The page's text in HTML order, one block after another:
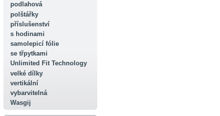
podlahová
polštářky
příslušenství
s hodinami
samolepicí fólie
se třpytkami
Unlimited Fit Technology
velké dílky
vertikální
vybarvitelná
Wasgij